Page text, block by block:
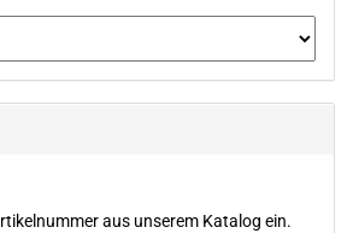
aus unserem Katalog ein.